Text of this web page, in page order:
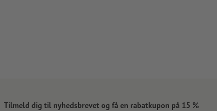
Tilmeld dig til nyhedsbrevet og få en rabatkupon på 15 %